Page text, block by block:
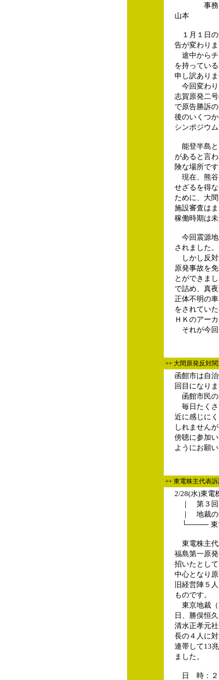
事務局（
山本
１月１日の
告が変わり
途中からチ
を持ってい
申し訳あり
今回変わり
志賀原発二
で原告勝訴
後のいくつ
シンポジウ
能登半島と
があると言
険な場所で
現在、熊谷
せざるを得
ために、大
施設審査は
稼働時期は
今回震源地
されました。
しかし反対
原発事故を
とができま
で詰め、真
正体不明の
をされてい
ＨＫのアー
それが今回
++ 大間原発反
函館市は自
回目になり
函館市民の
毎日たくさ
近に感じに
しれません
傍聴に参加
ようにお願
++ 東電株主代
2/28(水)東電
｜ 第３回
｜ 地裁の
└──── 東
東電株主代
福島第一原
招いたとし
中心となり
旧経営陣５
ものです。
東京地裁（
日、勝俣恒
清水正孝元
長の４人に
連帯して13
ました。
日 時：２